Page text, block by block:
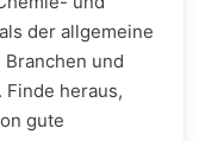
der allgemeine
und
heraus,
gute